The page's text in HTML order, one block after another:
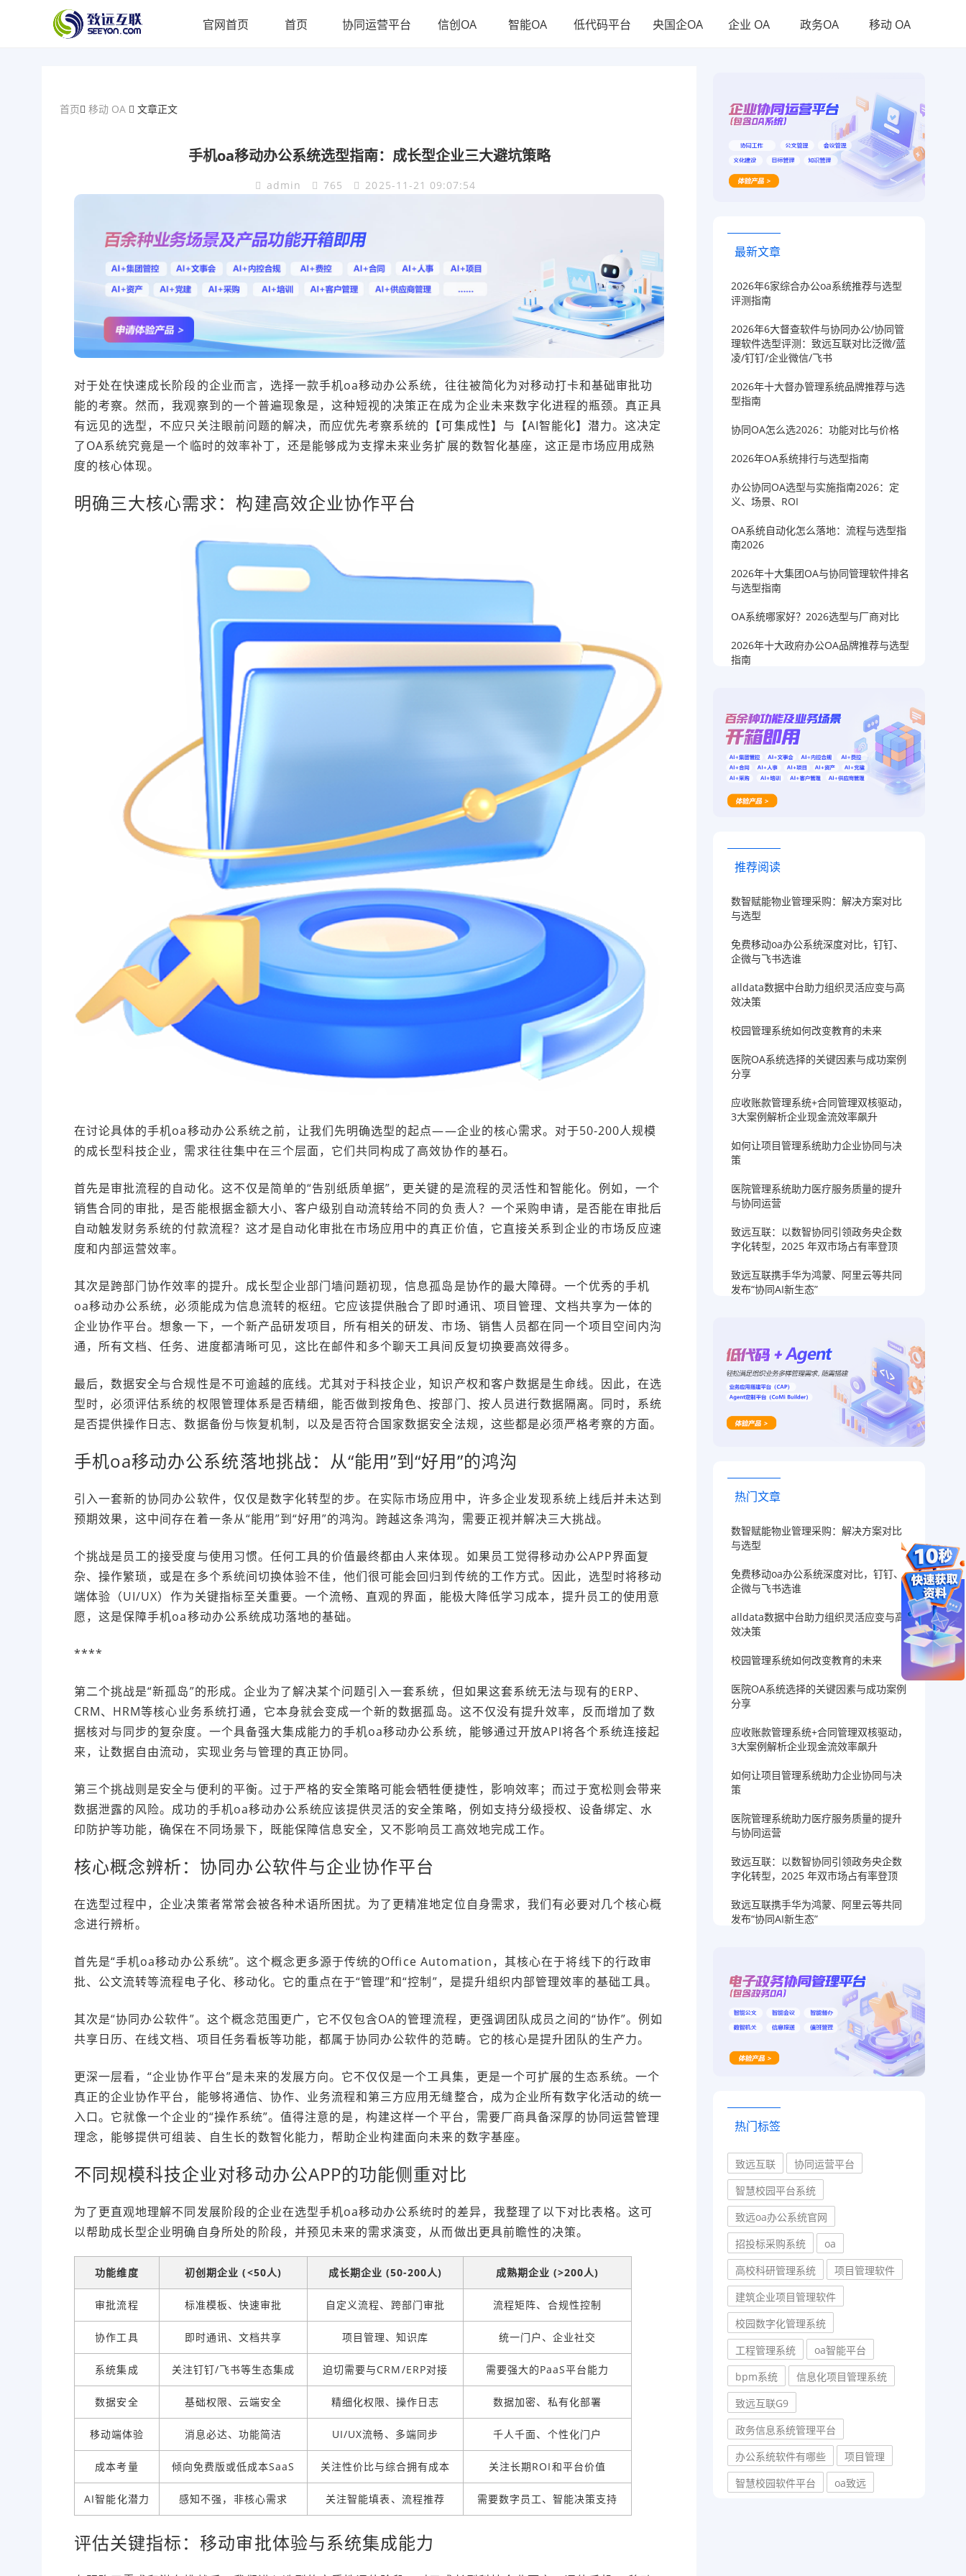
官网首页 首页 协同运营平台 信创OA 智能OA 低代码平台 央国企OA 企业 OA 政务OA 移动 OA
首页 移动 OA 文章正文
手机oa移动办公系统选型指南：成长型企业三大避坑策略
admin 765 2025-11-21 09:07:54
对于处在快速成长阶段的企业而言，选择一款手机oa移动办公系统，往往被简化为对移动打卡和基础审批功
能的考察。然而，我观察到的一个普遍现象是，这种短视的决策正在成为企业未来数字化进程的瓶颈。真正具
有远见的选型，不应只关注眼前问题的解决，而应优先考察系统的【可集成性】与【AI智能化】潜力。这决定
了OA系统究竟是一个临时的效率补丁，还是能够成为支撑未来业务扩展的数智化基座，这正是市场应用成熟
度的核心体现。
明确三大核心需求：构建高效企业协作平台
在讨论具体的手机oa移动办公系统之前，让我们先明确选型的起点——企业的核心需求。对于50-200人规模
的成长型科技企业，需求往往集中在三个层面，它们共同构成了高效协作的基石。
首先是审批流程的自动化。这不仅是简单的“告别纸质单据”，更关键的是流程的灵活性和智能化。例如，一个
销售合同的审批，是否能根据金额大小、客户级别自动流转给不同的负责人？一个采购申请，是否能在审批后
自动触发财务系统的付款流程？这才是自动化审批在市场应用中的真正价值，它直接关系到企业的市场反应速
度和内部运营效率。
其次是跨部门协作效率的提升。成长型企业部门墙问题初现，信息孤岛是协作的最大障碍。一个优秀的手机
oa移动办公系统，必须能成为信息流转的枢纽。它应该提供融合了即时通讯、项目管理、文档共享为一体的
企业协作平台。想象一下，一个新产品研发项目，所有相关的研发、市场、销售人员都在同一个项目空间内沟
通，所有文档、任务、进度都清晰可见，这比在邮件和多个聊天工具间反复切换要高效得多。
最后，数据安全与合规性是不可逾越的底线。尤其对于科技企业，知识产权和客户数据是生命线。因此，在选
型时，必须评估系统的权限管理体系是否精细，能否做到按角色、按部门、按人员进行数据隔离。同时，系统
是否提供操作日志、数据备份与恢复机制，以及是否符合国家数据安全法规，这些都是必须严格考察的方面。
手机oa移动办公系统落地挑战：从“能用”到“好用”的鸿沟
引入一套新的协同办公软件，仅仅是数字化转型的步。在实际市场应用中，许多企业发现系统上线后并未达到
预期效果，这中间存在着一条从“能用”到“好用”的鸿沟。跨越这条鸿沟，需要正视并解决三大挑战。
个挑战是员工的接受度与使用习惯。任何工具的价值最终都由人来体现。如果员工觉得移动办公APP界面复
杂、操作繁琐，或是在多个系统间切换体验不佳，他们很可能会回归到传统的工作方式。因此，选型时将移动
端体验（UI/UX）作为关键指标至关重要。一个流畅、直观的界面，能极大降低学习成本，提升员工的使用意
愿，这是保障手机oa移动办公系统成功落地的基础。
****
第二个挑战是“新孤岛”的形成。企业为了解决某个问题引入一套系统，但如果这套系统无法与现有的ERP、
CRM、HRM等核心业务系统打通，它本身就会变成一个新的数据孤岛。这不仅没有提升效率，反而增加了数
据核对与同步的复杂度。一个具备强大集成能力的手机oa移动办公系统，能够通过开放API将各个系统连接起
来，让数据自由流动，实现业务与管理的真正协同。
第三个挑战则是安全与便利的平衡。过于严格的安全策略可能会牺牲便捷性，影响效率；而过于宽松则会带来
数据泄露的风险。成功的手机oa移动办公系统应该提供灵活的安全策略，例如支持分级授权、设备绑定、水
印防护等功能，确保在不同场景下，既能保障信息安全，又不影响员工高效地完成工作。
核心概念辨析：协同办公软件与企业协作平台
在选型过程中，企业决策者常常会被各种术语所困扰。为了更精准地定位自身需求，我们有必要对几个核心概
念进行辨析。
首先是“手机oa移动办公系统”。这个概念更多源于传统的Office Automation，其核心在于将线下的行政审
批、公文流转等流程电子化、移动化。它的重点在于“管理”和“控制”，是提升组织内部管理效率的基础工具。
其次是“协同办公软件”。这个概念范围更广，它不仅包含OA的管理流程，更强调团队成员之间的“协作”。例如
共享日历、在线文档、项目任务看板等功能，都属于协同办公软件的范畴。它的核心是提升团队的生产力。
更深一层看，“企业协作平台”是未来的发展方向。它不仅仅是一个工具集，更是一个可扩展的生态系统。一个
真正的企业协作平台，能够将通信、协作、业务流程和第三方应用无缝整合，成为企业所有数字化活动的统一
入口。它就像一个企业的“操作系统”。值得注意的是，构建这样一个平台，需要厂商具备深厚的协同运营管理
理念，能够提供可组装、自生长的数智化能力，帮助企业构建面向未来的数字基座。
不同规模科技企业对移动办公APP的功能侧重对比
为了更直观地理解不同发展阶段的企业在选型手机oa移动办公系统时的差异，我整理了以下对比表格。这可
以帮助成长型企业明确自身所处的阶段，并预见未来的需求演变，从而做出更具前瞻性的决策。
功能维度 初创期企业 (<50人) 成长期企业 (50-200人) 成熟期企业 (>200人)
审批流程 标准模板、快速审批 自定义流程、跨部门审批 流程矩阵、合规性控制
协作工具 即时通讯、文档共享 项目管理、知识库 统一门户、企业社交
系统集成 关注钉钉/飞书等生态集成 迫切需要与CRM/ERP对接 需要强大的PaaS平台能力
数据安全 基础权限、云端安全 精细化权限、操作日志 数据加密、私有化部署
移动端体验 消息必达、功能简洁 UI/UX流畅、多端同步 千人千面、个性化门户
成本考量 倾向免费版或低成本SaaS 关注性价比与综合拥有成本 关注长期ROI和平台价值
AI智能化潜力 感知不强，非核心需求 关注智能填表、流程推荐 需要数字员工、智能决策支持
评估关键指标：移动审批体验与系统集成能力
最新文章
2026年6家综合办公oa系统推荐与选型
评测指南
2026年6大督查软件与协同办公/协同管
理软件选型评测：致远互联对比泛微/蓝
凌/钉钉/企业微信/飞书
2026年十大督办管理系统品牌推荐与选
型指南
协同OA怎么选2026：功能对比与价格
2026年OA系统排行与选型指南
办公协同OA选型与实施指南2026：定
义、场景、ROI
OA系统自动化怎么落地：流程与选型指
南2026
2026年十大集团OA与协同管理软件排名
与选型指南
OA系统哪家好？2026选型与厂商对比
2026年十大政府办公OA品牌推荐与选型
指南
推荐阅读
数智赋能物业管理采购：解决方案对比
与选型
免费移动oa办公系统深度对比，钉钉、
企微与飞书选谁
alldata数据中台助力组织灵活应变与高
效决策
校园管理系统如何改变教育的未来
医院OA系统选择的关键因素与成功案例
分享
应收账款管理系统+合同管理双核驱动，
3大案例解析企业现金流效率飙升
如何让项目管理系统助力企业协同与决
策
医院管理系统助力医疗服务质量的提升
与协同运营
致远互联：以数智协同引领政务央企数
字化转型，2025 年双市场占有率登顶
致远互联携手华为鸿蒙、阿里云等共同
发布“协同AI新生态”
热门文章
数智赋能物业管理采购：解决方案对比
与选型
免费移动oa办公系统深度对比，钉钉、
企微与飞书选谁
alldata数据中台助力组织灵活应变与高
效决策
校园管理系统如何改变教育的未来
医院OA系统选择的关键因素与成功案例
分享
应收账款管理系统+合同管理双核驱动，
3大案例解析企业现金流效率飙升
如何让项目管理系统助力企业协同与决
策
医院管理系统助力医疗服务质量的提升
与协同运营
致远互联：以数智协同引领政务央企数
字化转型，2025 年双市场占有率登顶
致远互联携手华为鸿蒙、阿里云等共同
发布“协同AI新生态”
热门标签
致远互联
协同运营平台
智慧校园平台系统
致远oa办公系统官网
招投标采购系统
oa
高校科研管理系统
项目管理软件
建筑企业项目管理软件
校园数字化管理系统
工程管理系统
oa智能平台
bpm系统
信息化项目管理系统
致远互联G9
政务信息系统管理平台
办公系统软件有哪些
项目管理
智慧校园软件平台
oa致远